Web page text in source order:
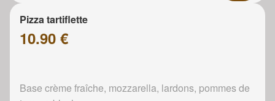
Pizza tartiflette
10.90 €
Base crème fraîche, mozzarella, lardons, pommes de